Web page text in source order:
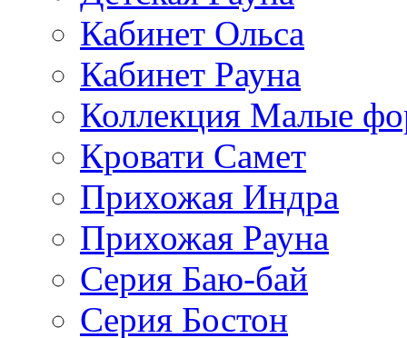
Кабинет Ольса
Кабинет Рауна
Коллекция Малые
Кровати Самет
Прихожая Индра
Прихожая Рауна
Серия Баю-бай
Серия Бостон